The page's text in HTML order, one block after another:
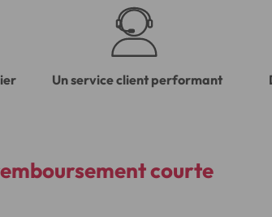
Un service client performant
courte